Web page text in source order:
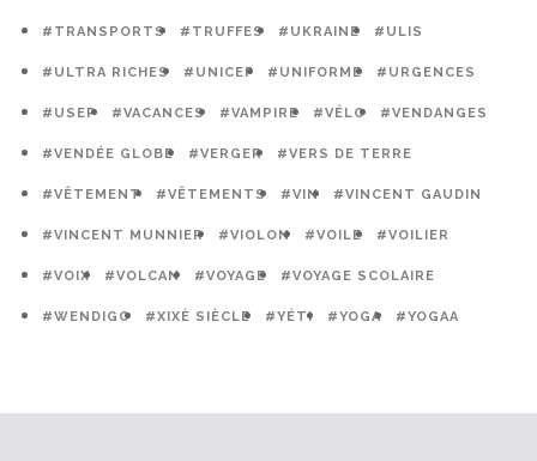
#TRANSPORTS #TRUFFES #UKRAINE #ULIS
#ULTRA RICHES #UNICEF #UNIFORME #URGENCES
#USEP #VACANCES #VAMPIRE #VÉLO #VENDANGES
#VENDÉE GLOBE #VERGER #VERS DE TERRE
#VÊTEMENT #VÊTEMENTS #VIN #VINCENT GAUDIN
#VINCENT MUNNIER #VIOLON #VOILE #VOILIER
#VOIX #VOLCAN #VOYAGE #VOYAGE SCOLAIRE
#WENDIGO #XIXÈ SIÈCLE #YÉTI #YOGA #YOGAA